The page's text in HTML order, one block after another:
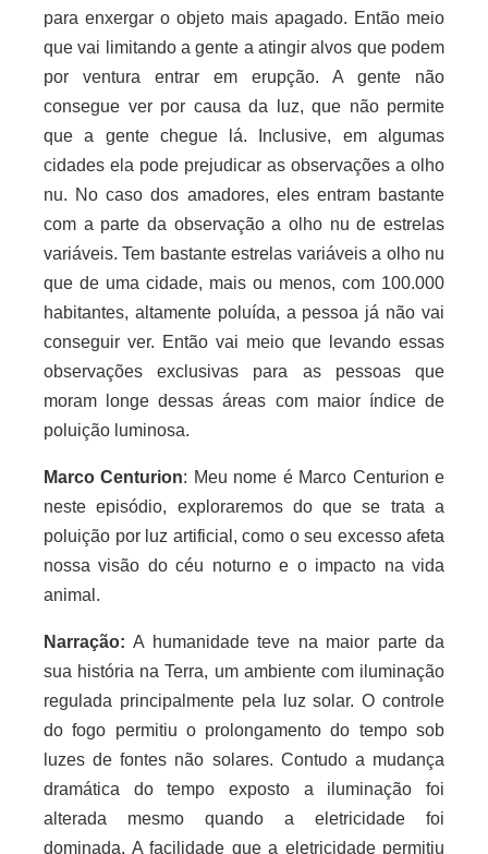
para enxergar o objeto mais apagado. Então meio
que vai limitando a gente a atingir alvos que podem
por ventura entrar em erupção. A gente não
consegue ver por causa da luz, que não permite
que a gente chegue lá. Inclusive, em algumas
cidades ela pode prejudicar as observações a olho
nu. No caso dos amadores, eles entram bastante
com a parte da observação a olho nu de estrelas
variáveis. Tem bastante estrelas variáveis a olho nu
que de uma cidade, mais ou menos, com 100.000
habitantes, altamente poluída, a pessoa já não vai
conseguir ver. Então vai meio que levando essas
observações exclusivas para as pessoas que
moram longe dessas áreas com maior índice de
poluição luminosa.
Marco Centurion: Meu nome é Marco Centurion e
neste episódio, exploraremos do que se trata a
poluição por luz artificial, como o seu excesso afeta
nossa visão do céu noturno e o impacto na vida
animal.
Narração: A humanidade teve na maior parte da
sua história na Terra, um ambiente com iluminação
regulada principalmente pela luz solar. O controle
do fogo permitiu o prolongamento do tempo sob
luzes de fontes não solares. Contudo a mudança
dramática do tempo exposto a iluminação foi
alterada mesmo quando a eletricidade foi
dominada. A facilidade que a eletricidade permitiu